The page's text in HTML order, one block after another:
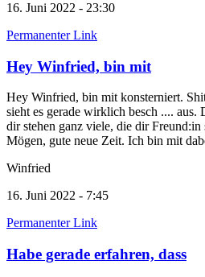
16. Juni 2022 - 23:30
Permanenter Link
Hey Winfried, bin mit
Hey Winfried, bin mit konsterniert.
sieht es gerade wirklich besch ....
dir stehen ganz viele, die dir
Mögen, gute neue Zeit. Ich bin mit
Winfried
16. Juni 2022 - 7:45
Permanenter Link
Habe gerade erfahren, dass